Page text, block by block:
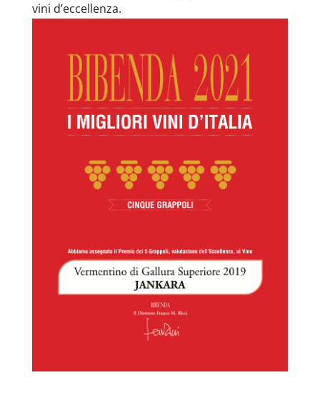
vini d’eccellenza.